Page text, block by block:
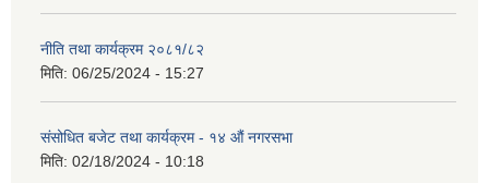
नीति तथा कार्यक्रम २०८१/८२
मिति: 06/25/2024 - 15:27
संसोधित बजेट तथा कार्यक्रम - १४ औं नगरसभा
मिति: 02/18/2024 - 10:18